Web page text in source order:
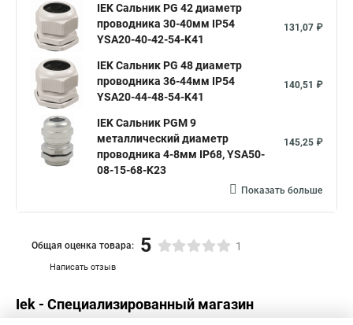
IEK Сальник PG 42 диаметр
проводника 30-40мм IP54
YSA20-40-42-54-K41
131,07 ₽
IEK Сальник PG 48 диаметр
проводника 36-44мм IP54
YSA20-44-48-54-K41
140,51 ₽
IEK Сальник PGM 9
металлический диаметр
проводника 4-8мм IP68, YSA50-
08-15-68-K23
145,25 ₽
Показать больше
Написать отзыв
Общая оценка товара: 5 1
Iek - Специализированный магазин